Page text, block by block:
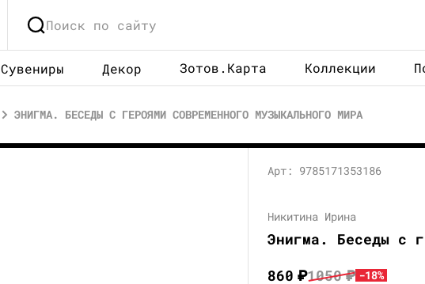
Сувениры Декор Зотов.Карта Коллекции
ЭНИГМА. БЕСЕДЫ С ГЕРОЯМИ СОВРЕМЕННОГО МУЗЫКАЛЬНОГО МИРА
Арт: 9785171353186
Никитина Ирина
Энигма. Беседы с
860₽1050₽ -18%